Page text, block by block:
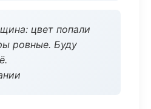
цвет попали
ровные. Буду